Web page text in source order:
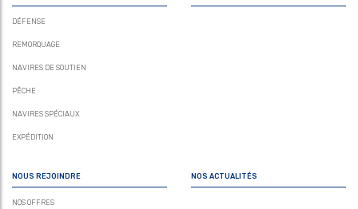
DÉFENSE
REMORQUAGE
NAVIRES DE SOUTIEN
PÊCHE
NAVIRES SPÉCIAUX
EXPÉDITION
NOUS REJOINDRE
NOS OFFRES
NOS ACTUALITÉS